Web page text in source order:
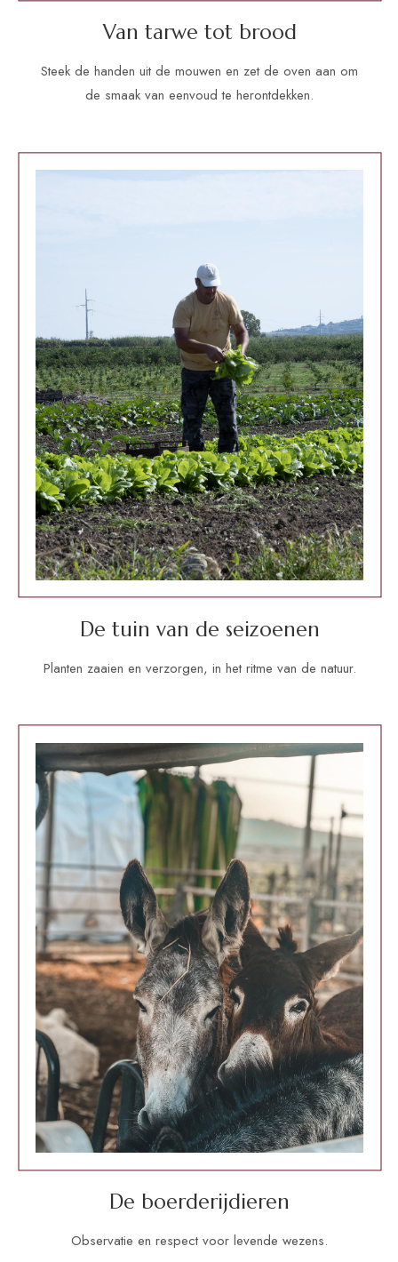
Van tarwe tot brood
Steek de handen uit de mouwen en zet de oven aan om
de smaak van eenvoud te herontdekken.
De tuin van de seizoenen
Planten zaaien en verzorgen, in het ritme van de natuur.
De boerderijdieren
Observatie en respect voor levende wezens.